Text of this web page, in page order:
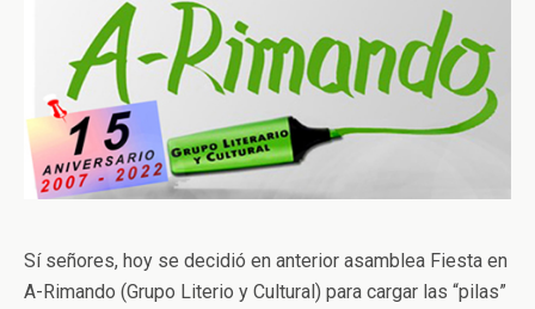
Sí señores, hoy se decidió en anterior asamblea Fiesta en
A-Rimando (Grupo Literio y Cultural) para cargar las “pilas”